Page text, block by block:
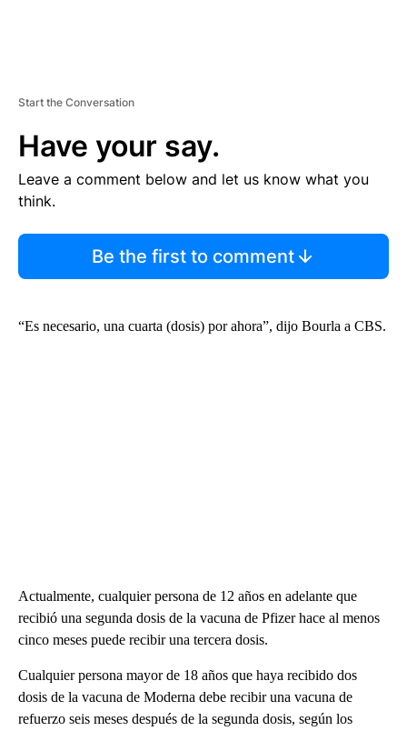
Start the Conversation
Have your say.
Leave a comment below and let us know what you
think.
Be the first to comment
“Es necesario, una cuarta (dosis) por ahora”, dijo Bourla a CBS.
Actualmente, cualquier persona de 12 años en adelante que
recibió una segunda dosis de la vacuna de Pfizer hace al menos
cinco meses puede recibir una tercera dosis.
Cualquier persona mayor de 18 años que haya recibido dos
dosis de la vacuna de Moderna debe recibir una vacuna de
refuerzo seis meses después de la segunda dosis, según los